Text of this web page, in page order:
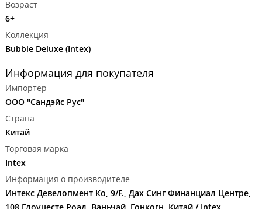
Возраст
6+
Коллекция
Bubble Deluxe (Intex)
Информация для покупателя
Импортер
ООО "Сандэйс Рус"
Страна
Китай
Торговая марка
Intex
Информация о производителе
Интекс Девелопмент Ко, 9/F., Дах Синг Финанциал Центре,